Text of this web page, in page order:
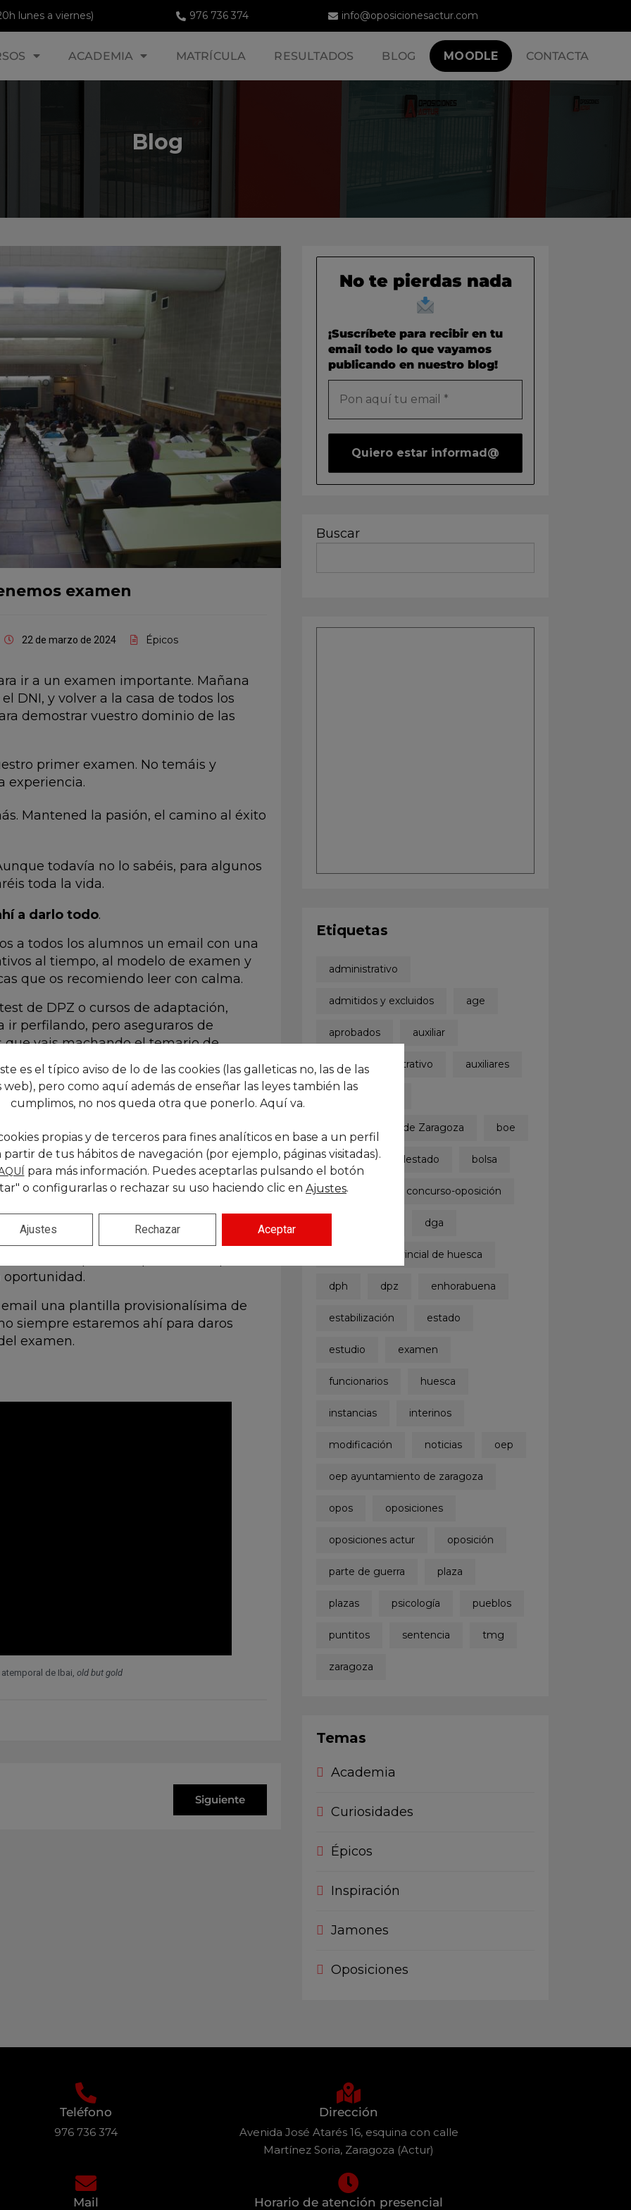
lunes a viernes) 976 736 374 info@oposicionesactur.com
ACADEMIA MATRÍCULA RESULTADOS BLOG MOODLE CONTACTA
Blog
examen
22 de marzo de 2024 Épicos
ir a un examen importante. Mañana
DNI, y volver a la casa de todos los
demostrar vuestro dominio de las
primer examen. No temáis y
experiencia.
Mantened la pasión, el camino al éxito
todavía no lo sabéis, para algunos
toda la vida.
a darlo todo.
a todos los alumnos un email con una
al tiempo, al modelo de examen y
que os recomiendo leer con calma.
de DPZ o cursos de adaptación,
perfilando, pero aseguraros de
que vais machando el temario de
las comunes, lo mismo. El
y necesitáis tener la mente fresca.
buscando aprobar, intentad retener
un examen pero con tranquilidad»
para luego intentar reproducir esa
examen, en el que los nervios siempre
pensad en cosas bonitas, y
hora entre el test los casos no se va
grande de España en el test el caso
épico aunque sólo sea por el
oportunidad.
una plantilla provisionalísima de
siempre estaremos ahí para daros
examen.
de Ibai, old but gold
Siguiente
No te pierdas nada
¡Suscríbete para recibir en tu
email todo lo que vayamos
publicando en nuestro blog!
Buscar
Etiquetas
administrativo
admitidos y excluidos age
aprobados auxiliar
auxiliar administrativo auxiliares
Ayuntamiento de Zaragoza boe
boletinoficialdelestado bolsa
concurso concurso-oposición
dga
diputación provincial de huesca
dph dpz enhorabuena
estabilización estado
estudio examen
funcionarios huesca
instancias interinos
modificación noticias oep
oep ayuntamiento de zaragoza
opos oposiciones
oposiciones actur oposición
parte de guerra plaza
plazas psicología pueblos
puntitos sentencia tmg
zaragoza
Temas
Academia
Curiosidades
Épicos
Inspiración
Jamones
Oposiciones
Teléfono
976 736 374
Mail
Dirección
Avenida José Atarés 16, esquina con calle
Martínez Soria, Zaragoza (Actur)
Horario de atención presencial
es el típico aviso de lo de las cookies (las galleticas no, las de las
web), pero como aquí además de enseñar las leyes también las
cumplimos, no nos queda otra que ponerlo. Aquí va.
propias y de terceros para fines analíticos en base a un perfil
partir de tus hábitos de navegación (por ejemplo, páginas visitadas).
para más información. Puedes aceptarlas pulsando el botón
o configurarlas o rechazar su uso haciendo clic en Ajustes.
Aceptar
Rechazar
Ajustes